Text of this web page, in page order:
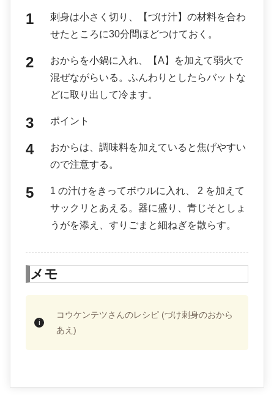
刺身は小さく切り、【づけ汁】の材料を合わ
せたところに30分間ほどつけておく。
おからを小鍋に入れ、【A】を加えて弱火で
混ぜながらいる。ふんわりとしたらバットな
どに取り出して冷ます。
ポイント
おからは、調味料を加えていると焦げやすい
ので注意する。
1 の汁けをきってボウルに入れ、 2 を加えて
サックリとあえる。器に盛り、青じそとしょ
うがを添え、すりごまと細ねぎを散らす。
メモ
コウケンテツさんのレシピ (づけ刺身のおから
あえ)